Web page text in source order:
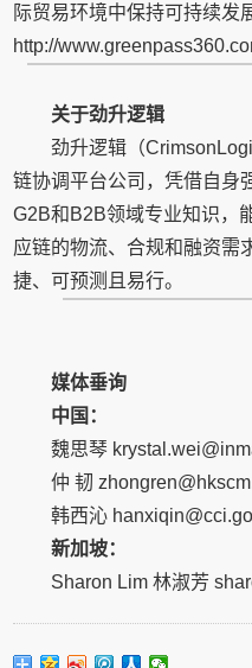
际贸易环境中保持可持续发
http://
关于劲升逻辑
劲升逻辑（
链协调平台公司，凭借自身
G2B和B2B领域专业知识，
应链的物流、合规和融资需
捷、可预测且易行。
媒体垂询
中国：
魏思琴
仲 韧
韩西沁
新加坡：
Sharon Lim 林淑芳